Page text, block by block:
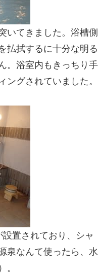
いてきました。浴槽側
払拭するに十分な明る
。浴室内もきっちり手
グされていました。
置されており、シャ
泉なんて使ったら、水
。